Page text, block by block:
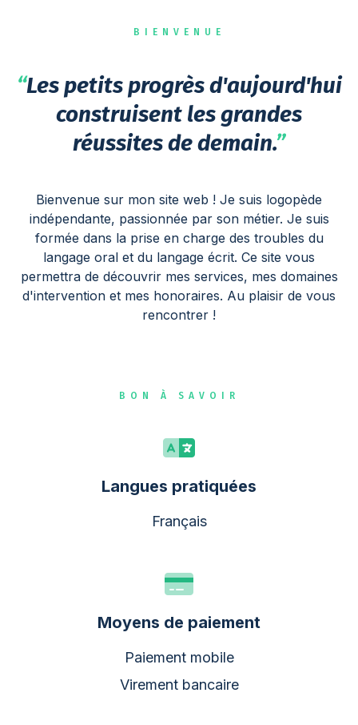
BIENVENUE
“Les petits progrès d'aujourd'hui
construisent les grandes
réussites de demain.”
Bienvenue sur mon site web ! Je suis logopède
indépendante, passionnée par son métier. Je suis
formée dans la prise en charge des troubles du
langage oral et du langage écrit. Ce site vous
permettra de découvrir mes services, mes domaines
d'intervention et mes honoraires. Au plaisir de vous
rencontrer !
BON À SAVOIR
Langues pratiquées
Français
Moyens de paiement
Paiement mobile
Virement bancaire